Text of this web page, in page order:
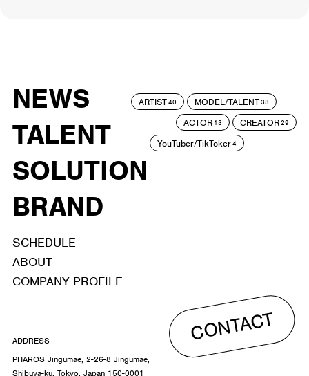
NEWS
TALENT
SOLUTION
BRAND
ARTIST40 MODEL/TALENT33
ACTOR 13 CREATOR29
YouTuber/TikToker4
SCHEDULE
ABOUT
COMPANY PROFILE
CONTACT
ADDRESS
PHAROS Jingumae, 2-26-8 Jingumae,
Shibuya-ku, Tokyo, Japan 150-0001